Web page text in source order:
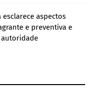
aspectos
e preventiva e